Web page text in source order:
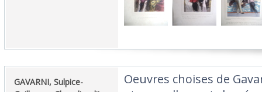
‎GAVARNI, Sulpice-
‎Oeuvres choises de